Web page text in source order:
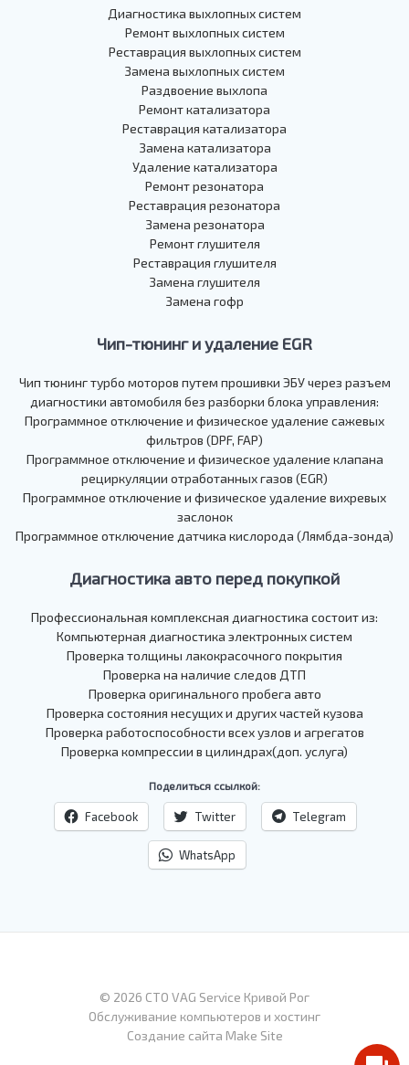
Диагностика выхлопных систем
Ремонт выхлопных систем
Реставрация выхлопных систем
Замена выхлопных систем
Раздвоение выхлопа
Ремонт катализатора
Реставрация катализатора
Замена катализатора
Удаление катализатора
Ремонт резонатора
Реставрация резонатора
Замена резонатора
Ремонт глушителя
Реставрация глушителя
Замена глушителя
Замена гофр
Чип-тюнинг и удаление EGR
Чип тюнинг турбо моторов путем прошивки ЭБУ через разъем
диагностики автомобиля без разборки блока управления:
Программное отключение и физическое удаление сажевых
фильтров (DPF, FAP)
Программное отключение и физическое удаление клапана
рециркуляции отработанных газов (EGR)
Программное отключение и физическое удаление вихревых
заслонок
Программное отключение датчика кислорода (Лямбда-зонда)
Диагностика авто перед покупкой
Профессиональная комплексная диагностика состоит из:
Компьютерная диагностика электронных систем
Проверка толщины лакокрасочного покрытия
Проверка на наличие следов ДТП
Проверка оригинального пробега авто
Проверка состояния несущих и других частей кузова
Проверка работоспособности всех узлов и агрегатов
Проверка компрессии в цилиндрах(доп. услуга)
Поделиться ссылкой:
Facebook Twitter Telegram
WhatsApp
© 2026 СТО VAG Service Кривой Рог
Обслуживание компьютеров и хостинг
Создание сайта Make Site